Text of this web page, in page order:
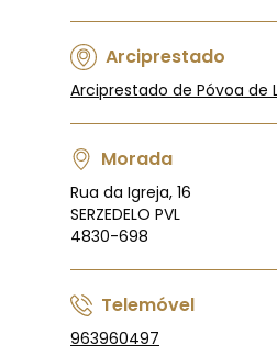
Arciprestado
Arciprestado de Póvoa de
Morada
Rua da Igreja, 16
SERZEDELO PVL
4830-698
Telemóvel
963960497